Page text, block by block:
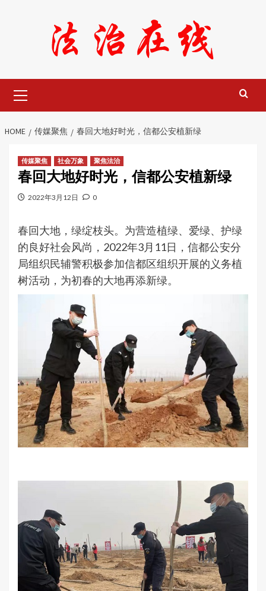
Menu
HOME 传媒聚焦 春回大地好时光，信都公安植新绿
传媒聚焦 社会万象 聚焦法治
春回大地好时光，信都公安植新绿
2022年3月12日 0
春回大地，绿绽枝头。为营造植绿、爱绿、护绿
的良好社会风尚，2022年3月11日，信都公安分
局组织民辅警积极参加信都区组织开展的义务植
树活动，为初春的大地再添新绿。